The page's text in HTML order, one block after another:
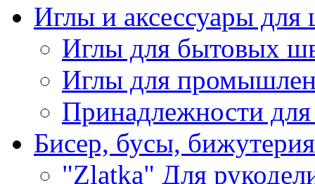
Иглы и аксессуары
Иглы для бытовых
Иглы для
Принадлежности
Бисер, бусы, бижутерия
"Zlatka" Для